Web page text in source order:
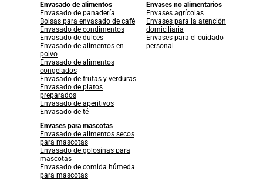
Envasado de alimentos
Envasado de panadería
Bolsas para envasado de café
Envasado de condimentos
Envasado de dulces
Envasado de alimentos en
polvo
Envasado de alimentos
congelados
Envasado de frutas y verduras
Envasado de platos
preparados
Envasado de aperitivos
Envasado de té
Envases no alimentarios
Envases agrícolas
Envases para la atención
domiciliaria
Envases para el cuidado
personal
Envases para mascotas
Envasado de alimentos secos
para mascotas
Envasado de golosinas para
mascotas
Envasado de comida húmeda
para mascotas